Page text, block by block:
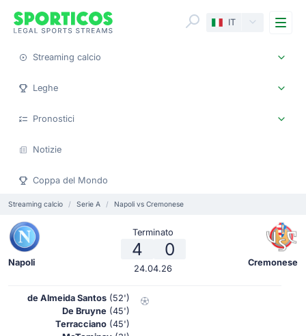
IT
Streaming calcio
Leghe
Pronostici
Notizie
Coppa del Mondo
Streaming calcio Serie A Napoli vs Cremonese
Napoli
Terminato
4 0
24.04.26
Cremonese
de Almeida Santos (52')
De Bruyne (45')
Terracciano (45')